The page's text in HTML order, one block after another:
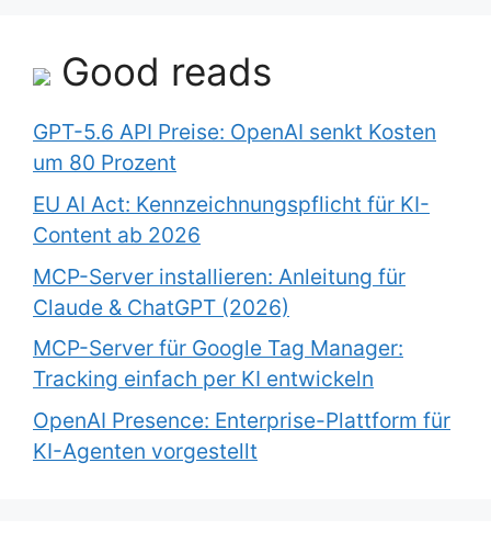
Good reads
GPT-5.6 API Preise: OpenAI senkt Kosten
um 80 Prozent
EU AI Act: Kennzeichnungspflicht für KI-
Content ab 2026
MCP-Server installieren: Anleitung für
Claude & ChatGPT (2026)
MCP-Server für Google Tag Manager:
Tracking einfach per KI entwickeln
OpenAI Presence: Enterprise-Plattform für
KI-Agenten vorgestellt